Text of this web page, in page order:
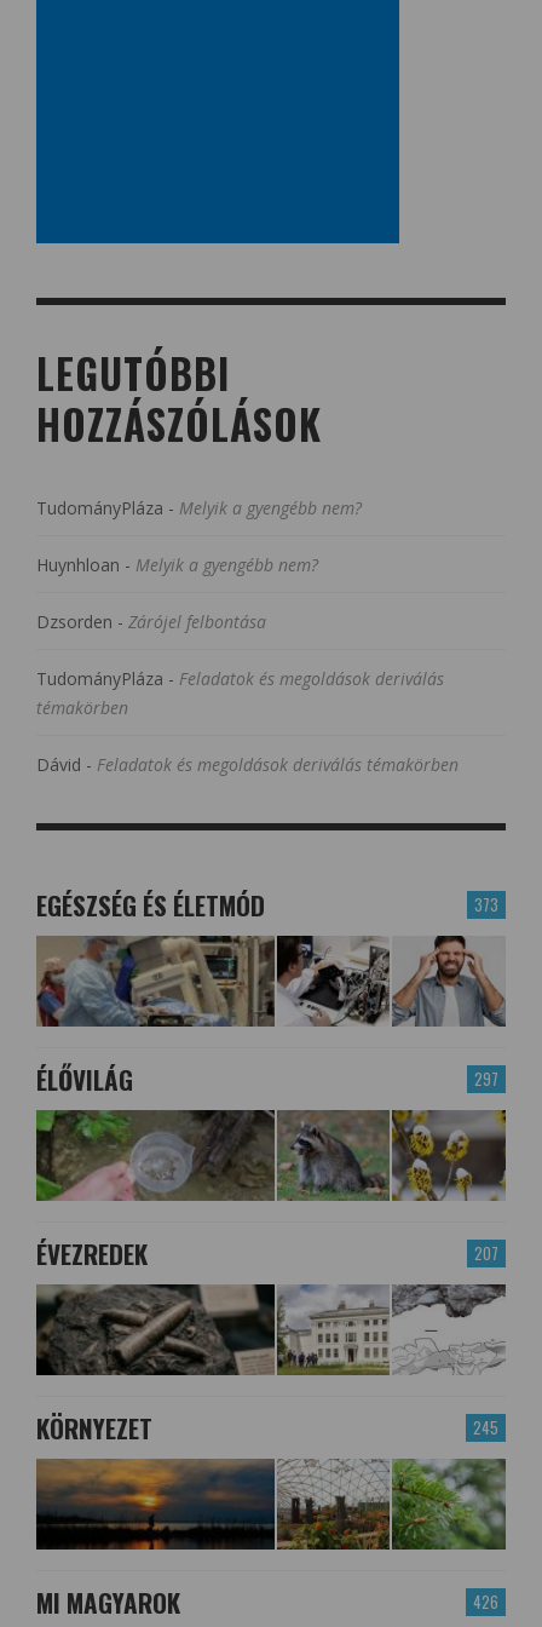
LEGUTÓBBI
HOZZÁSZÓLÁSOK
TudományPláza - Melyik a gyengébb nem?
Huynhloan - Melyik a gyengébb nem?
Dzsorden - Zárójel felbontása
TudományPláza - Feladatok és megoldások deriválás
témakörben
Dávid - Feladatok és megoldások deriválás témakörben
373
EGÉSZSÉG ÉS ÉLETMÓD
297
ÉLŐVILÁG
207
ÉVEZREDEK
245
KÖRNYEZET
426
MI MAGYAROK